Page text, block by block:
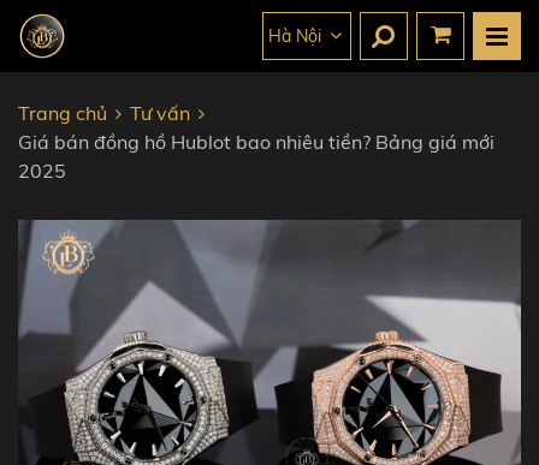
Hà Nội
Trang chủ
Tư vấn
Giá bán đồng hồ Hublot bao nhiêu tiền? Bảng giá mới
2025